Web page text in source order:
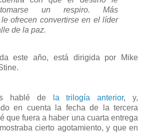
un respiro. Más
ofrecen convertirse en el líder
de la paz.
este año, está dirigida por Mike
hablé de la trilogía anterior, y,
en cuenta la fecha de la tercera
que fuera a haber una cuarta entrega
cierto agotamiento, y que en